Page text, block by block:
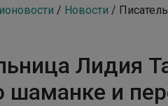
/ Новости /
Лидия
шаманке и